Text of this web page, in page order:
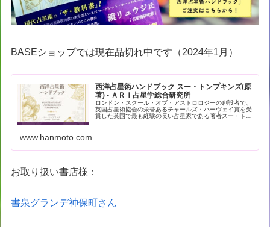
BASEショップでは現在品切れ中です（2024年1月）
西洋占星術ハンドブック スー・トンプキンズ(原
著) - ＡＲＩ占星学総合研究所
ロンドン・スクール・オブ・アストロロジーの創設者で、
英国占星術協会の栄誉あるチャールズ・ハーヴェイ賞を受
賞した英国で最も経験の長い占星家である著者スー・トン
www.hanmoto.com
お取り扱い書店様：
書泉グランデ神保町さん